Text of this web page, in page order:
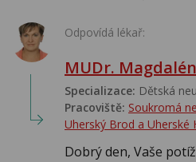
Odpovídá lékař:
MUDr.
Specializace: Dětská
Pracoviště: Soukromá
Uherský Brod a Uherské
Dobrý den, Vaše